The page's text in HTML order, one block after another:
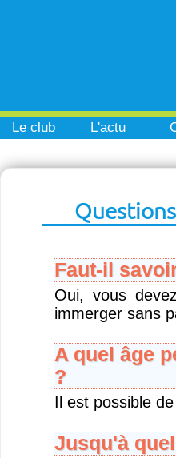
Le club L'actu
Faut-il
Oui, vous
immerger sans
A quel âge
?
Il est possible
Jusqu'à